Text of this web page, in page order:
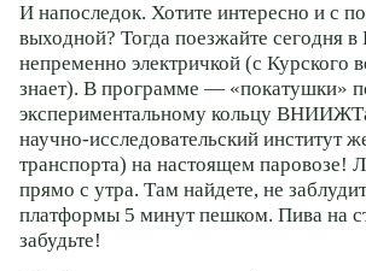
И напоследок. Хотите интересно и с
выходной? Тогда поезжайте сегодня
непременно электричкой (с Курского
знает). В программе — «покатушки»
экспериментальному кольцу
научно-исследовательский институт
транспорта) на настоящем паровозе!
прямо с утра. Там найдете, не
платформы 5 минут пешком. Пива на
забудьте!